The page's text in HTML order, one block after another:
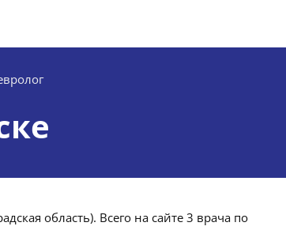
область). Всего на сайте 3 врача по